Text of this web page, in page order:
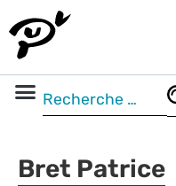
Bret Patrice